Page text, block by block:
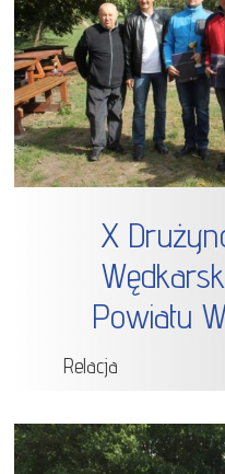
X
Powiatu
Relacja